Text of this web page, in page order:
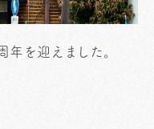
年を迎えました。